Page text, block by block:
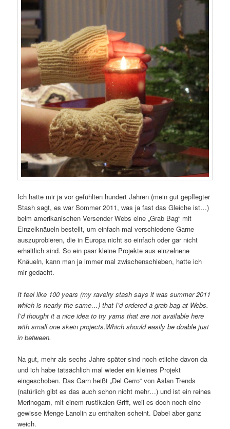
Ich hatte mir ja vor gefühlten hundert Jahren (mein gut gepflegter
Stash sagt, es war Sommer 2011, was ja fast das Gleiche ist…)
beim amerikanischen Versender Webs eine „Grab Bag“ mit
Einzelknäueln bestellt, um einfach mal verschiedene Garne
auszuprobieren, die in Europa nicht so einfach oder gar nicht
erhältlich sind. So ein paar kleine Projekte aus einzelnene
Knäueln, kann man ja immer mal zwischenschieben, hatte ich
mir gedacht.
It feel like 100 years (my ravelry stash says it was summer 2011
which is nearly the same…) that I’d ordered a grab bag at Webs.
I’d thought it a nice idea to try yarns that are not available here
with small one skein projects.Which should easily be doable just
in between.
Na gut, mehr als sechs Jahre später sind noch etliche davon da
und ich habe tatsächlich mal wieder ein kleines Projekt
eingeschoben. Das Garn heißt „Del Cerro“ von Aslan Trends
(natürlich gibt es das auch schon nicht mehr…) und ist ein reines
Merinogarn, mit einem rustikalen Griff, weil es doch noch eine
gewisse Menge Lanolin zu enthalten scheint. Dabei aber ganz
weich.